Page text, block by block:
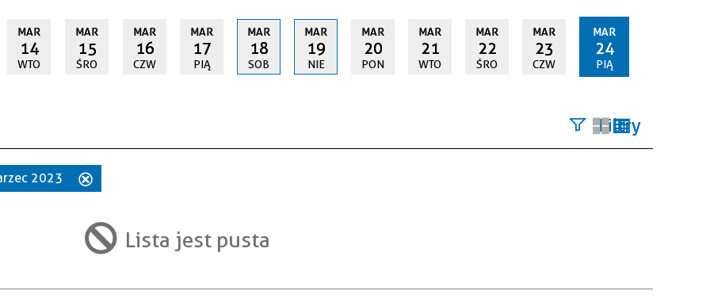
MAR
14
WTO
MAR
15
ŚRO
MAR
16
CZW
MAR
17
PIĄ
MAR
18
SOB
MAR
19
NIE
MAR
20
PON
MAR
21
WTO
MAR
22
ŚRO
MAR
23
CZW
MAR
24
PIĄ
Filtry
2023
filtr
Lista jest pusta